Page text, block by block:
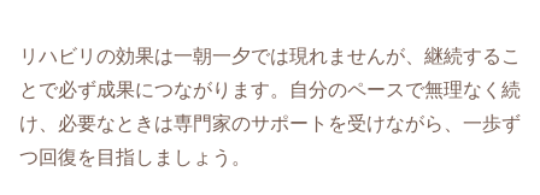
リハビリの効果は一朝一夕では現れませんが、継続するこ
とで必ず成果につながります。自分のペースで無理なく続
け、必要なときは専門家のサポートを受けながら、一歩ず
つ回復を目指しましょう。